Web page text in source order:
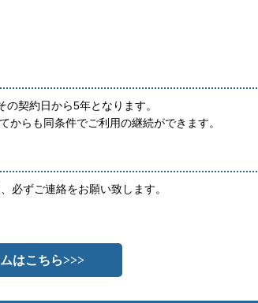
契約日から5年となります。
らも同条件でご利用の継続ができます。
必ずご連絡をお願い致します。
はこちら>>>